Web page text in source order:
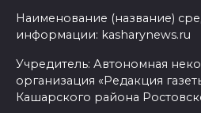
Наименование (название)
информации: kasharynews.ru
Учредитель: Автономная
организация «Редакция
Кашарского района